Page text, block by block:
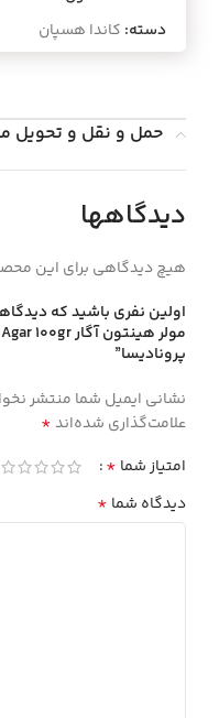
دسته: کاندا هسپان
حمل و نقل و تحویل
دیدگاهها
هیچ دیدگاهی برای این
اولین نفری باشید که
پروناديسا”
نشانی ایمیل شما منتشر
علامت‌گذاری شده‌اند*
امتیاز شما *
دیدگاه شما *